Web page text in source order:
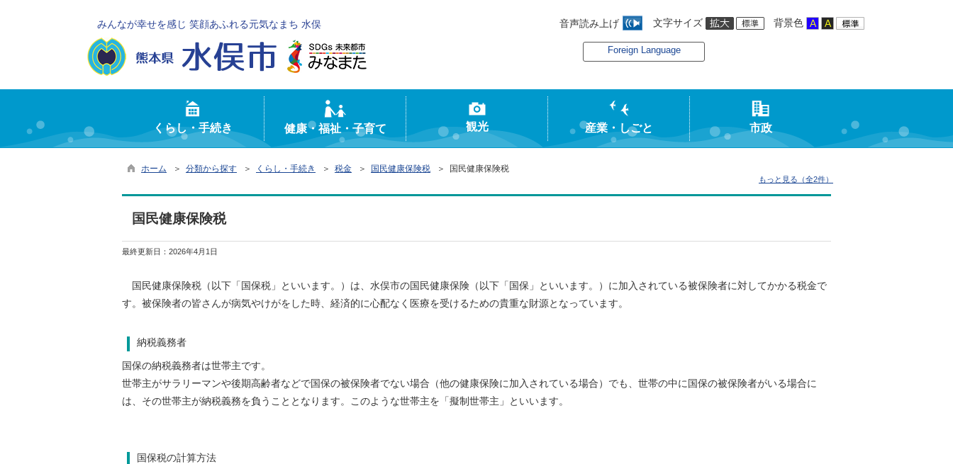
みんなが幸せを感じ 笑顔あふれる元気なまち 水俣 音声読み上げ 文字サイズ 背景色
Foreign Language
くらし・手続き 健康・福祉・子育て 観光 産業・しごと 市政
ホーム ＞ 分類から探す ＞ くらし・手続き ＞ 税金 ＞ 国民健康保険税 ＞ 国民健康保険税
もっと見る（全2件）
国民健康保険税
最終更新日： 2026年4月1日
国民健康保険税（以下「国保税」といいます。）は、水俣市の国民健康保険（以下「国保」といいます。）に加入されている被保険者に対してかかる税金で
す。被保険者の皆さんが病気やけがをした時、経済的に心配なく医療を受けるための貴重な財源となっています。
納税義務者
国保の納税義務者は世帯主です。
世帯主がサラリーマンや後期高齢者などで国保の被保険者でない場合（他の健康保険に加入されている場合）でも、世帯の中に国保の被保険者がいる場合に
は、その世帯主が納税義務を負うこととなります。このような世帯主を「擬制世帯主」といいます。
国保税の計算方法